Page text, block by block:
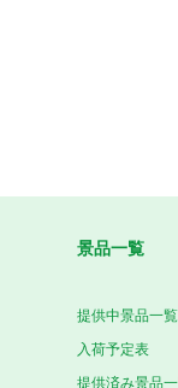
景品一覧
提供中景品一覧
入荷予定表
提供済み景品